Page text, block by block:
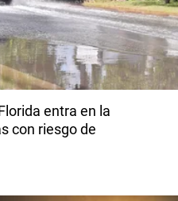
entra en la
con riesgo de